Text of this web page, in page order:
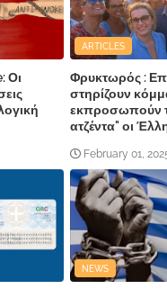
Οι
ARTICLES
Φρυκτωρός :
στηρίζουν
εκπροσωπούν
ατζέντα" οι
February 01,
NEWS